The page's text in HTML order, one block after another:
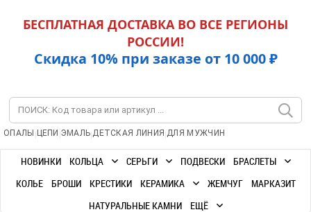
БЕСПЛАТНАЯ ДОСТАВКА ВО ВСЕ РЕГИОНЫ
РОССИИ!
Скидка 10% при заказе от 10 000 ₽
ОПАЛЫ | ЦЕПИ |ЭМАЛЬ|ДЕТСКАЯ ЛИНИЯ |ДЛЯ МУЖЧИН
НОВИНКИ КОЛЬЦА СЕРЬГИ ПОДВЕСКИ
БРАСЛЕТЫ
КОЛЬЕ
БРОШИ КРЕСТИКИ КЕРАМИКА ЖЕМЧУГ
МАРКАЗИТ
НАТУРАЛЬНЫЕ КАМНИ
ЕЩЁ